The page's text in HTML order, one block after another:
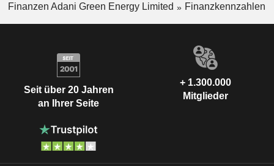
Finanzen Adani Green Energy Limited
Finanzkennzahlen
Seit über 20 Jahren
an Ihrer Seite
+ 1.300.000
Mitglieder